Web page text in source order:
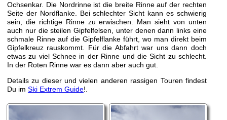
Ochsenkar. Die Nordrinne ist die breite Rinne auf der rechten
Seite der Nordflanke. Bei schlechter Sicht kann es schwierig
sein, die richtige Rinne zu erwischen. Man sieht von unten
auch nur die steilen Gipfelfelsen, unter denen dann links eine
schmale Rinne auf die Gipfelflanke führt, wo man direkt beim
Gipfelkreuz rauskommt. Für die Abfahrt war uns dann doch
etwas zu viel Schnee in der Rinne und die Sicht zu schlecht.
In der Roten Rinne war es dann aber auch gut.
Details zu dieser und vielen anderen rassigen Touren findest
Du im Ski Extrem Guide!.